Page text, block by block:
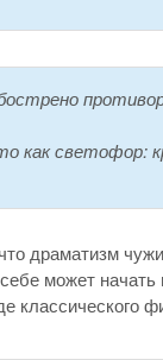
как светофор:
драматизм
может